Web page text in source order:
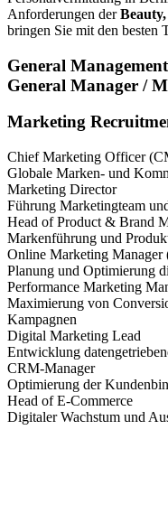
Anforderungen der
bringen Sie mit den besten
General
General Manager /
Marketing
Chief Marketing Officer
Globale Marken- und
Marketing Director
Führung Marketingteam
Head of Product & Brand
Markenführung und
Online Marketing
Planung und Optimierung
Performance Marketing
Maximierung von
Kampagnen
Digital Marketing Lead
Entwicklung
CRM-Manager
Optimierung der
Head of E-Commerce
Digitaler Wachstum und